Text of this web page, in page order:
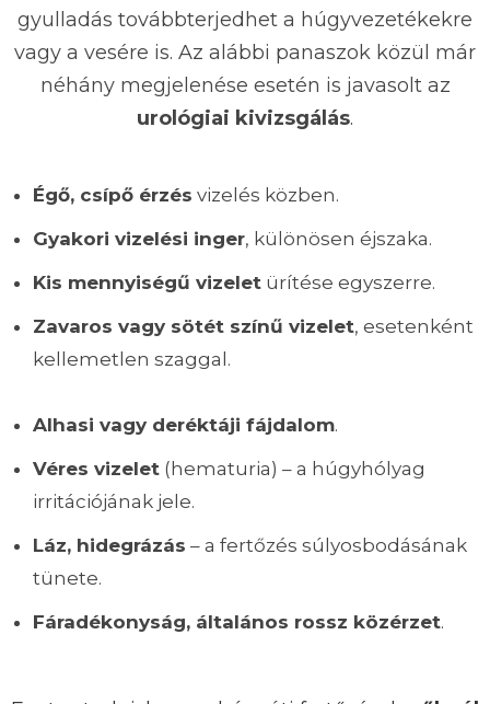
gyulladás továbbterjedhet a húgyvezetékekre
vagy a vesére is. Az alábbi panaszok közül már
néhány megjelenése esetén is javasolt az
urológiai kivizsgálás.
Égő, csípő érzés vizelés közben.
Gyakori vizelési inger, különösen éjszaka.
Kis mennyiségű vizelet ürítése egyszerre.
Zavaros vagy sötét színű vizelet, esetenként
kellemetlen szaggal.
Alhasi vagy deréktáji fájdalom.
Véres vizelet (hematuria) – a húgyhólyag
irritációjának jele.
Láz, hidegrázás – a fertőzés súlyosbodásának
tünete.
Fáradékonyság, általános rossz közérzet.